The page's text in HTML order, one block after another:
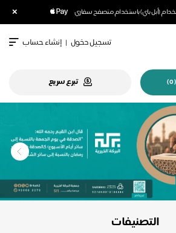
(أبل باي) باستخدام متصفح سفاري
تسجيل دخول | إنشاء حساب
تبرع سريع
التصنيفات